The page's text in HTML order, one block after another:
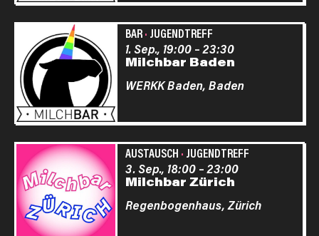
BAR· JUGENDTREFF
Milchbar Baden
1. Sep., 19:00–23:30
WERKK Baden, Baden
AUSTAUSCH · JUGENDTREFF
Milchbar Zürich
3. Sep., 18:00–23:00
Regenbogenhaus, Zürich